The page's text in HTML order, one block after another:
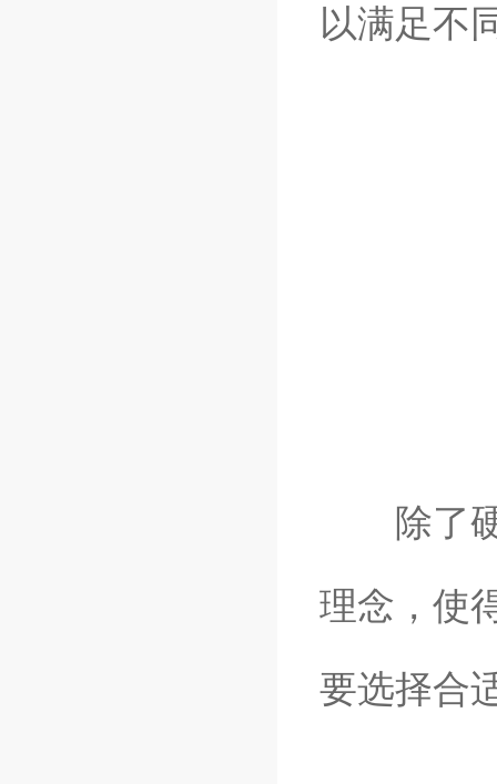
以满足不
除了硬
理念，使
要选择合